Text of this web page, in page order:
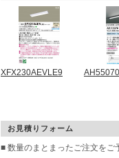
XFX230AEVLE9 AH55070
お見積りフォーム
■ 数量のまとまったご注文をご